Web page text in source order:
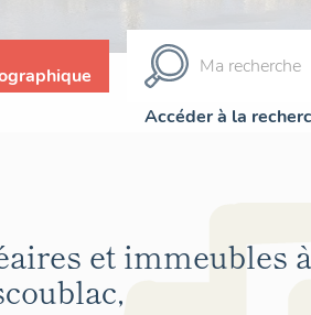
Accéder à la
et immeubles